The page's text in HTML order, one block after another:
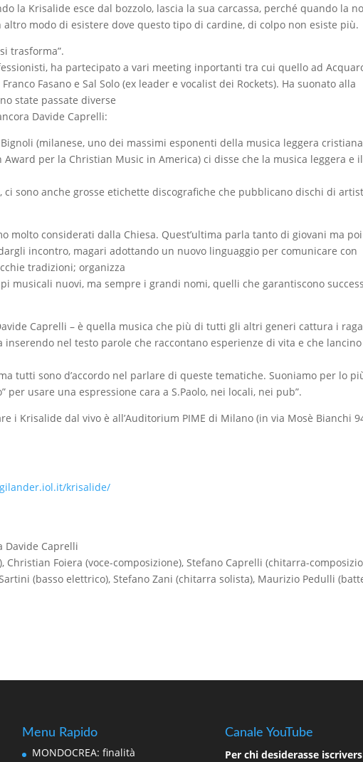
la Krisalide esce dal bozzolo, lascia la sua carcassa, perché quando la
modo di esistere dove questo tipo di cardine, di colpo non esiste più.
trasforma”.
ha partecipato a vari meeting inportanti tra cui quello ad
Fasano e Sal Solo (ex leader e vocalist dei Rockets). Ha suonato alla
state passate diverse
Davide Caprelli:
(milanese, uno dei massimi esponenti della musica leggera cristiana
per la Christian Music in America) ci disse che la musica leggera e il
sono anche grosse etichette discografiche che pubblicano dischi di
molto considerati dalla Chiesa. Quest’ultima parla tanto di giovani ma poi
incontro, magari adottando un nuovo linguaggio per comunicare con
tradizioni; organizza
musicali nuovi, ma sempre i grandi nomi, quelli che garantiscono
Caprelli – è quella musica che più di tutti gli altri generi cattura i
nel testo parole che raccontano esperienze di vita e che lancino
tutti sono d’accordo nel parlare di queste tematiche. Suoniamo per lo
usare una espressione cara a S.Paolo, nei locali, nei pub”.
i Krisalide dal vivo è all’Auditorium PIME di Milano (in via Mosè Bianchi
krisalide/
Davide Caprelli
Foiera (voce-composizione), Stefano Caprelli (chitarra-
(basso elettrico), Stefano Zani (chitarra solista), Maurizio Pedulli
Menu Rapido
MONDOCREA: finalità
Canale YouTube
Per chi desiderasse